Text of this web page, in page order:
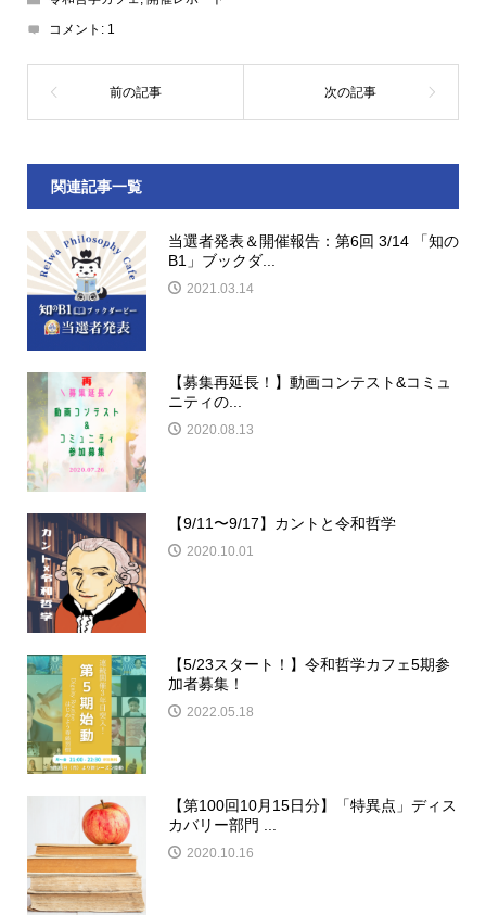
コメント: 1
関連記事一覧
当選者発表＆開催報告：第6回 3/14 「知の
B1」ブックダ...
2021.03.14
【募集再延長！】動画コンテスト&コミュ
ニティの...
2020.08.13
【9/11〜9/17】カントと令和哲学
2020.10.01
【5/23スタート！】令和哲学カフェ5期参
加者募集！
2022.05.18
【第100回10月15日分】「特異点」ディス
カバリー部門 ...
2020.10.16